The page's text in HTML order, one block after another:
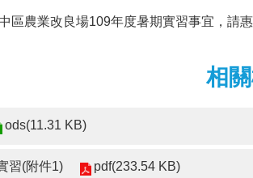
區農業改良場109年度暑期實習事宜，請
相
ods(11.31 KB)
習(附件1) pdf(233.54 KB)